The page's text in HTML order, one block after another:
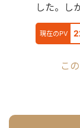
現在のPV
した。し
作成する
こ